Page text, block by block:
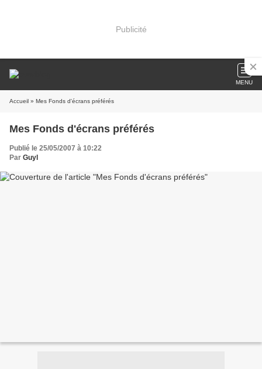
Publicité
MENU
Accueil » Mes Fonds d'écrans préférés
Mes Fonds d'écrans préférés
Publié le 25/05/2007 à 10:22
Par Guyl